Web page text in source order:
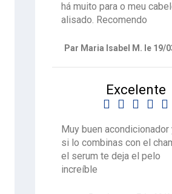
há muito para o meu
alisado. Recomendo
Par Maria Isabel M. le 19/
Excelente
    
Muy buen acondicionador
si lo combinas con el
el serum te deja el pelo
increíble